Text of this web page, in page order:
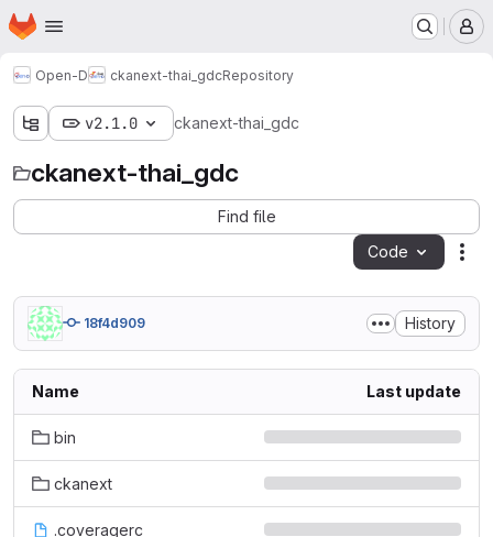
Skip to main content
Homepage
Open-D ckanext-thai_gdcRepository
v2.1.0 ckanext-thai_gdc
ckanext-thai_gdc
Find file
Code
18f4d909 History
Name Last update
bin
ckanext
.coveragerc